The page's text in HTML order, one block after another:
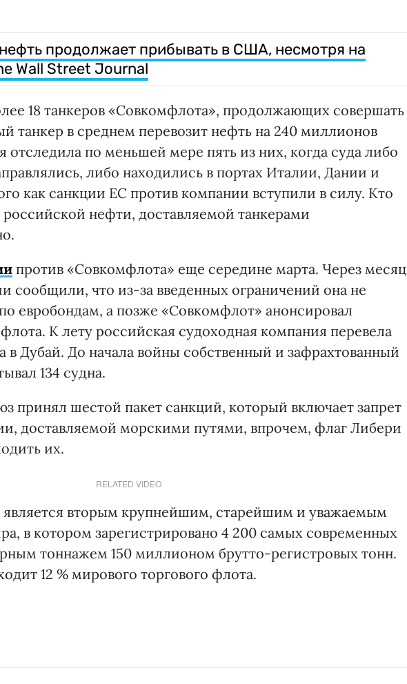
продолжает прибывать в США, несмотря на
Wall Street Journal
18 танкеров «Совкомфлота», продолжающих совершать
танкер в среднем перевозит нефть на 240 миллионов
отследила по меньшей мере пять из них, когда суда либо
либо находились в портах Италии, Дании и
как санкции ЕС против компании вступили в силу. Кто
российской нефти, доставляемой танкерами
против «Совкомфлота» еще середине марта. Через месяц
сообщили, что из-за введенных ограничений она не
евробондам, а позже «Совкомфлот» анонсировал
К лету российская судоходная компания перевела
в Дубай. До начала войны собственный и зафрахтованный
134 судна.
принял шестой пакет санкций, который включает запрет
доставляемой морскими путями, впрочем, флаг Либери
их.
RELATED VIDEO
является вторым крупнейшим, старейшим и уважаемым
в котором зарегистрировано 4 200 самых современных
тоннажем 150 миллионом брутто-регистровых тонн.
12 % мирового торгового флота.